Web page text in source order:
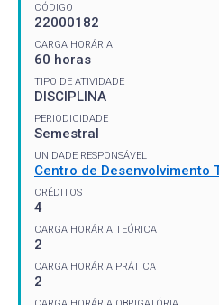
CÓDIGO
22000182
CARGA HORÁRIA
60 horas
TIPO DE ATIVIDADE
DISCIPLINA
PERIODICIDADE
Semestral
UNIDADE RESPONSÁVEL
Centro de Desenvolvimento
CRÉDITOS
4
CARGA HORÁRIA TEÓRICA
2
CARGA HORÁRIA PRÁTICA
2